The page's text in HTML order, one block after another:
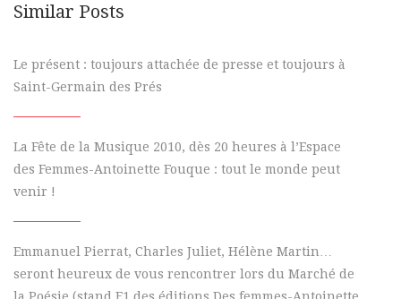
Similar Posts
Le présent : toujours attachée de presse et toujours à
Saint-Germain des Prés
La Fête de la Musique 2010, dès 20 heures à l’Espace
des Femmes-Antoinette Fouque : tout le monde peut
venir !
Emmanuel Pierrat, Charles Juliet, Hélène Martin…
seront heureux de vous rencontrer lors du Marché de
la Poésie (stand F1 des éditions Des femmes-Antoinette